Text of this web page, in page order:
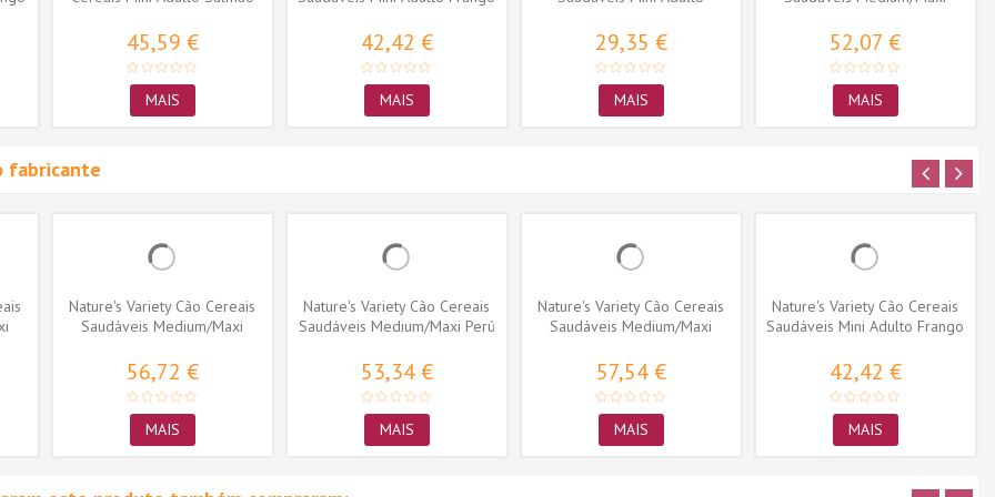
45,59 €
MAIS
42,42 €
MAIS
29,35 €
MAIS
52,07 €
MAIS
fabricante
Nature's Variety Cão Cereais
Saudáveis Medium/Maxi
56,72 €
MAIS
Nature's Variety Cão Cereais
Saudáveis Medium/Maxi Perú
53,34 €
MAIS
Nature's Variety Cão Cereais
Saudáveis Medium/Maxi
57,54 €
MAIS
Nature's Variety Cão Cereais
Saudáveis Mini Adulto Frango
42,42 €
MAIS